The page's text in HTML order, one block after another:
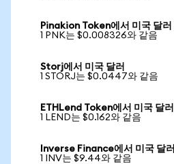
Pinakion Token에서 미국 달러
1 PNK는 $0.008326와 같음
Storj에서 미국 달러
1 STORJ는 $0.0447와 같음
ETHLend Token에서 미국 달러
1 LEND는 $0.162와 같음
Inverse Finance에서 미국 달러
1 INV는 $9.44와 같음